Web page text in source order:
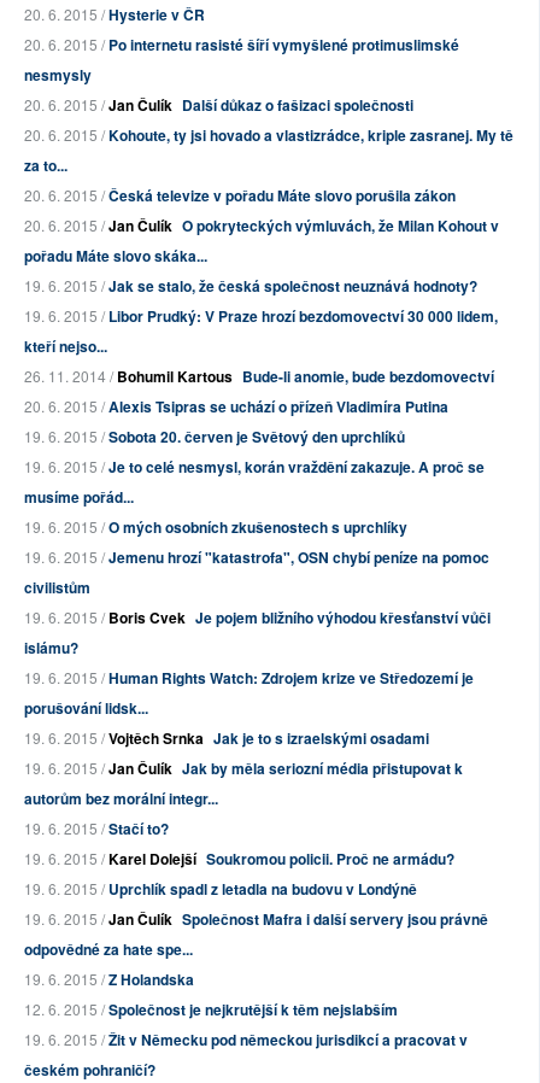
20. 6. 2015 /Hysterie v ČR
20. 6. 2015 /Po internetu rasisté šíří vymyšlené protimuslimské
nesmysly
20. 6. 2015 /Jan Čulík Další důkaz o fašizaci společnosti
20. 6. 2015 /Kohoute, ty jsi hovado a vlastizrádce, kriple zasranej. My tě
za to...
20. 6. 2015 /Česká televize v pořadu Máte slovo porušila zákon
20. 6. 2015 /Jan Čulík O pokryteckých výmluvách, že Milan Kohout v
pořadu Máte slovo skáka...
19. 6. 2015 /Jak se stalo, že česká společnost neuznává hodnoty?
19. 6. 2015 /Libor Prudký: V Praze hrozí bezdomovectví 30 000 lidem,
kteří nejso...
26. 11. 2014 /Bohumil Kartous Bude-li anomie, bude bezdomovectví
20. 6. 2015 /Alexis Tsipras se uchází o přízeň Vladimíra Putina
19. 6. 2015 /Sobota 20. červen je Světový den uprchlíků
19. 6. 2015 /Je to celé nesmysl, korán vraždění zakazuje. A proč se
musíme pořád...
19. 6. 2015 /O mých osobních zkušenostech s uprchlíky
19. 6. 2015 /Jemenu hrozí "katastrofa", OSN chybí peníze na pomoc
civilistům
19. 6. 2015 /Boris Cvek Je pojem bližního výhodou křesťanství vůči
islámu?
19. 6. 2015 /Human Rights Watch: Zdrojem krize ve Středozemí je
porušování lidsk...
19. 6. 2015 /Vojtěch Srnka Jak je to s izraelskými osadami
19. 6. 2015 /Jan Čulík Jak by měla seriozní média přistupovat k
autorům bez morální integr...
19. 6. 2015 /Stačí to?
19. 6. 2015 /Karel Dolejší Soukromou policii. Proč ne armádu?
19. 6. 2015 /Uprchlík spadl z letadla na budovu v Londýně
19. 6. 2015 /Jan Čulík Společnost Mafra i další servery jsou právně
odpovědné za hate spe...
19. 6. 2015 /Z Holandska
12. 6. 2015 /Společnost je nejkrutější k těm nejslabším
19. 6. 2015 /Žit v Německu pod německou jurisdikcí a pracovat v
českém pohraničí?